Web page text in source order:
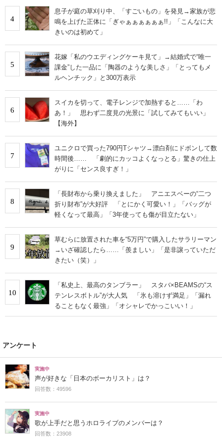
4
息子が庭の草刈り中、「すごいもの」を発見→家族が悲
鳴を上げた正体に「ぎゃぁぁぁぁぁぁ!!」「こんなに大
きいのは初めて」
5
花嫁「私のウエディングケーキ見て」→結婚式で“唯一
課金”した一品に「陶器のような美しさ」「とってもメ
ルヘンチック」と300万表示
6
スイカを切って、電子レンジで加熱すると……「わ
あ！」 思わず二度見の光景に「試してみてもいい」
【海外】
7
ユニクロで買った790円Tシャツ→漂白剤にドボンして数
時間後…… 「劇的にカッコよくなっとる」驚きの仕上
がりに「センス良すぎ！」
8
「長財布から乗り換えました」 アニエスベーの“二つ
折り財布”が大好評 「とにかく可愛い！」「バッグが
軽くなって最高」「3年使っても傷が目立たない」
9
草むらに放置された車を“5万円”で購入したサラリーマン
→いざ確認したら……「羨ましい」「是非譲っていただ
きたい（笑）」
10
「私史上、最高のタンブラー」 スタバ×BEAMSの“ス
テンレスボトル”が大人気 「氷も溶けず満足」「漏れ
ることもなく最強」「オシャレでかっこいい！」
アンケート
実施中
声が好きな「日本のボーカリスト」は？
回答数：49596
実施中
歌が上手だと思うホロライブのメンバーは？
回答数：23908